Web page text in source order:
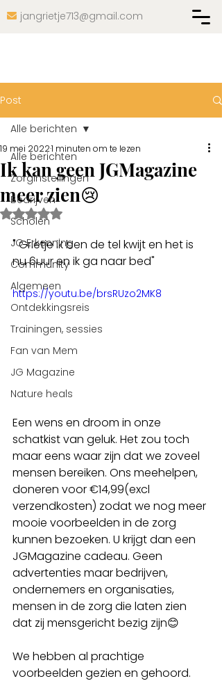
 jangrietje713@gmail.com
Post
Alle berichten
Zorginstellingen
Bedrijven
Scholen
JG Erkenning
Community
Algemeen
Ontdekkingsreis
Trainingen, sessies
Fan van Mem
JG Magazine
Nature heals
Alle berichten
Ik kan geen JGMagazine
meer zien😢
19 mei 20221 minuten om te lezen
Beoordeeld met NaN uit 5 sterren.
" Grietje ik ben de tel kwijt en het is
nu 6uur en ik ga naar bed"
https://youtu.be/brsRUzo2MK8
Een wens en droom in onze
schatkist van geluk. Het zou toch
maar eens waar zijn dat we zoveel
mensen bereiken. Ons meehelpen,
doneren voor €14,99(excl
verzendkosten) zodat we nog meer
mooie voorbeelden in de zorg
kunnen bezoeken. U krijgt dan een
JGMagazine cadeau. Geen
advertenties maar bedrijven,
ondernemers en organisaties,
mensen in de zorg die laten zien
dat zij mensgericht bezig zijn😊
We hebben al prachtige
voorbeelden gezien en gehoord.